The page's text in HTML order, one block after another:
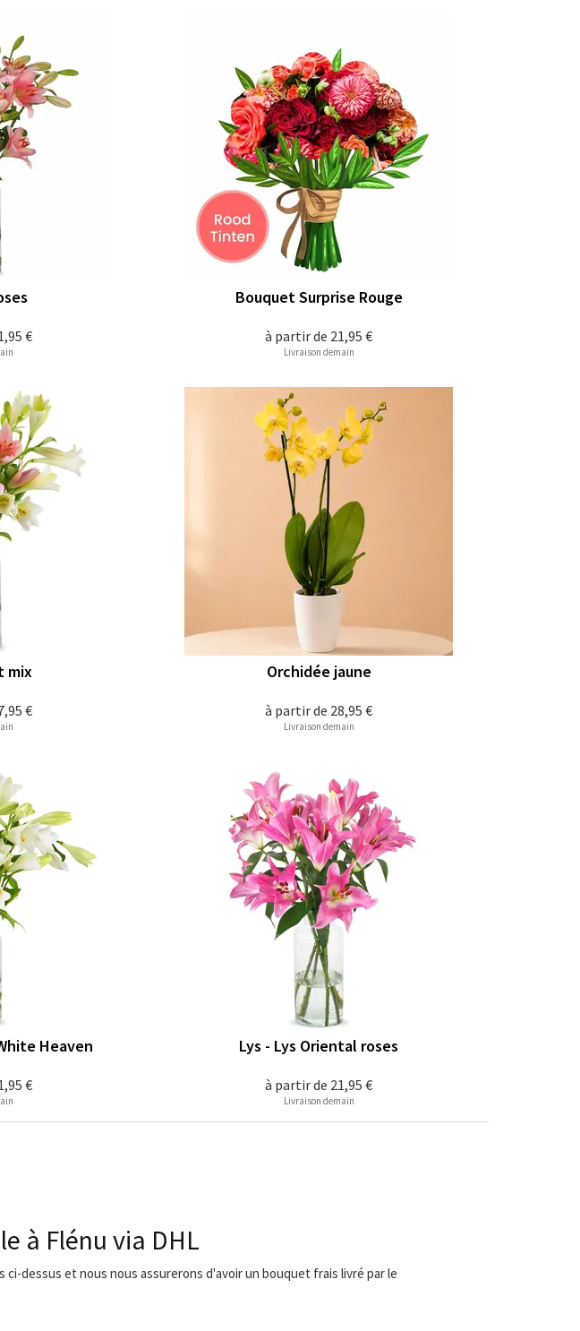
€ à partir de 21,95 €
Bouquet Surprise Rouge
Livraison demain
€
mix
à partir de 28,95 €
Orchidée jaune
Livraison demain
€
Heaven
à partir de 21,95 €
Lys - Lys Oriental roses
Livraison demain
à Flénu via DHL
dessus et nous nous assurerons d'avoir un bouquet frais livré par le